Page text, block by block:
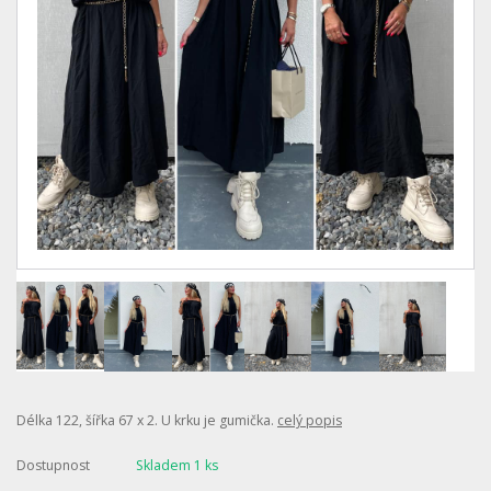
Délka 122, šířka 67 x 2. U krku je gumička. celý popis
Dostupnost Skladem 1 ks